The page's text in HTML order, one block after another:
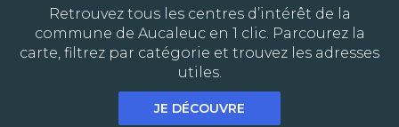
Retrouvez tous les centres d’intérêt de la
commune de Aucaleuc en 1 clic. Parcourez la
carte, filtrez par catégorie et trouvez les adresses
utiles.
JE DÉCOUVRE